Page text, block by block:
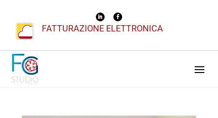
FATTURAZIONE ELETTRONICA